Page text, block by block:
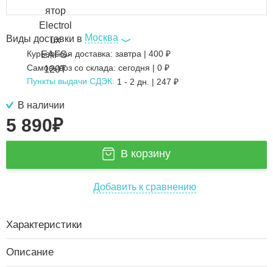
Виды доставки в Москва
Курьерская доставка: завтра | 400 ₽
Самовывоз со склада: сегодня | 0 ₽
Пункты выдачи СДЭК: 1 - 2 дн. | 247 ₽
В наличии
5 890₽
В корзину
Добавить к сравнению
Характеристики
Описание